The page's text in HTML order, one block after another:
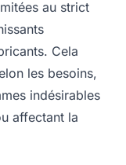
au strict
Cela
les besoins,
indésirables
affectant la